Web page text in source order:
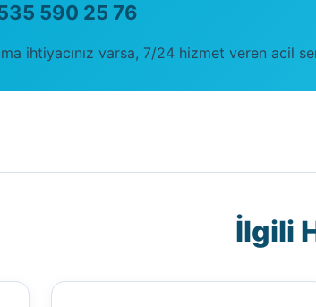
590 25 76
ihtiyacınız varsa, 7/24 hizmet veren acil
İlgili